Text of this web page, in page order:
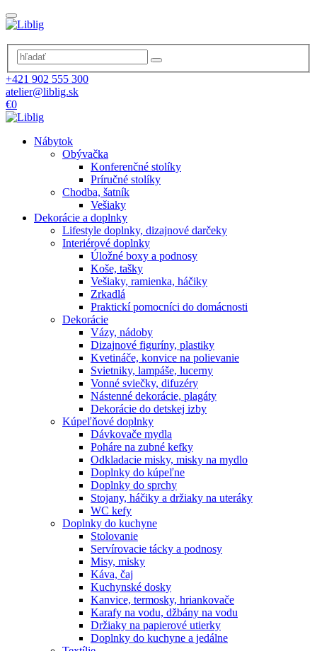
+421 902 555 300
atelier@liblig.sk
€0
Nábytok
Obývačka
Konferenčné stolíky
Príručné stolíky
Chodba, šatník
Vešiaky
Dekorácie a doplnky
Lifestyle doplnky, dizajnové darčeky
Interiérové doplnky
Úložné boxy a podnosy
Koše, tašky
Vešiaky, ramienka, háčiky
Zrkadlá
Praktickí pomocníci do domácnosti
Dekorácie
Vázy, nádoby
Dizajnové figuríny, plastiky
Kvetináče, konvice na polievanie
Svietniky, lampáše, lucerny
Vonné sviečky, difuzéry
Nástenné dekorácie, plagáty
Dekorácie do detskej izby
Kúpeľňové doplnky
Dávkovače mydla
Poháre na zubné kefky
Odkladacie misky, misky na mydlo
Doplnky do kúpeľne
Doplnky do sprchy
Stojany, háčiky a držiaky na uteráky
WC kefy
Doplnky do kuchyne
Stolovanie
Servírovacie tácky a podnosy
Misy, misky
Káva, čaj
Kuchynské dosky
Kanvice, termosky, hriankovače
Karafy na vodu, džbány na vodu
Držiaky na papierové utierky
Doplnky do kuchyne a jedálne